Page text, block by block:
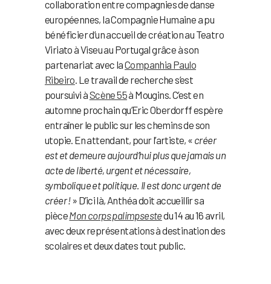
collaboration entre compagnies de danse
européennes, la Compagnie Humaine a pu
bénéficier d’un accueil de création au Teatro
Viriato à Viseu au Portugal grâce à son
partenariat avec laCompanhia Paulo
Ribeiro. Le travail de recherche s’est
poursuivi àScène 55à Mougins. C’est en
automne prochain qu’Eric Oberdorff espère
entraîner le public sur les chemins de son
utopie. En attendant, pour l’artiste, « créer
est et demeure aujourd’hui plus que jamais un
acte de liberté, urgent et nécessaire,
symbolique et politique. Il est donc urgent de
créer !» D’ici là, Anthéa doit accueillir sa
pièceMon corps palimpsestedu 14 au 16 avril,
avec deux représentations à destination des
scolaires et deux dates tout public.